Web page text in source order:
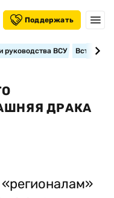
Поддержать
руководства ВСУ
ДРАКА